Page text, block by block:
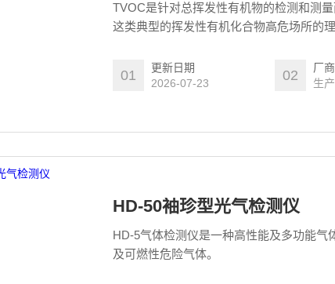
TVOC是针对总挥发性有机物的检测和测
这类典型的挥发性有机化合物高危场所的
01
更新日期
2026-07-23
02
厂
生
HD-50袖珍型光气检测仪
HD-5气体检测仪是一种高性能及多功能
及可燃性危险气体。